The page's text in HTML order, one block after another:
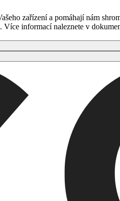
zařízení a pomáhají nám
informací naleznete v